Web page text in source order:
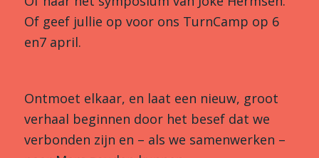
Of geef jullie op voor ons TurnCamp op 6
en7 april.
Ontmoet elkaar, en laat een nieuw, groot
verhaal beginnen door het besef dat we
verbonden zijn en – als we samenwerken –